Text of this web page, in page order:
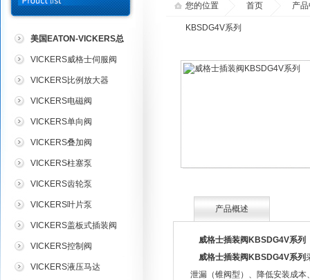
美国EATON-VICKERS总
代理
VICKERS威格士伺服阀
VICKERS比例放大器
VICKERS电磁阀
VICKERS单向阀
VICKERS叠加阀
VICKERS柱塞泵
VICKERS齿轮泵
VICKERS叶片泵
VICKERS盖板式插装阀
VICKERS控制阀
VICKERS液压马达
您的位置 首页 产
KBSDG4V系列
产品概述
威格士插装阀KBSDG4V系列
威格士插装阀KBSDG4V系列
泄漏（锥阀型）、降低安装成